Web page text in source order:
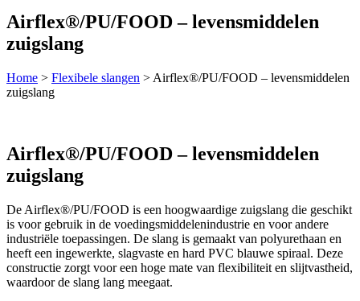
Airflex®/PU/FOOD – levensmiddelen
zuigslang
Home > Flexibele slangen > Airflex®/PU/FOOD – levensmiddelen
zuigslang
Airflex®/PU/FOOD – levensmiddelen
zuigslang
De Airflex®/PU/FOOD is een hoogwaardige zuigslang die geschikt
is voor gebruik in de voedingsmiddelenindustrie en voor andere
industriële toepassingen. De slang is gemaakt van polyurethaan en
heeft een ingewerkte, slagvaste en hard PVC blauwe spiraal. Deze
constructie zorgt voor een hoge mate van flexibiliteit en slijtvastheid,
waardoor de slang lang meegaat.